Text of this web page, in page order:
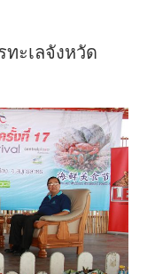
ทะเลจังหวัด